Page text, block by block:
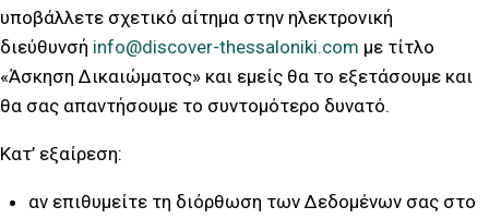
υποβάλλετε σχετικό αίτημα στην ηλεκτρονική
διεύθυνσή info@discover-thessaloniki.com με τίτλο
«Άσκηση Δικαιώματος» και εμείς θα το εξετάσουμε και
θα σας απαντήσουμε το συντομότερο δυνατό.
Κατ’ εξαίρεση:
αν επιθυμείτε τη διόρθωση των Δεδομένων σας στο